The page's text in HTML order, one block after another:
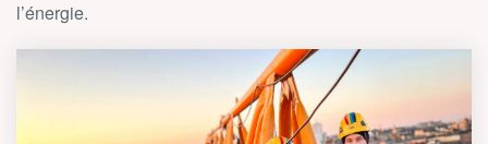
l’énergie.